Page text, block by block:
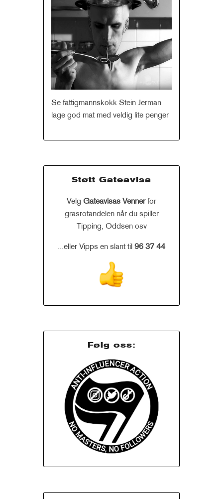
Se fattigmannskokk Stein Jerman
lage god mat med veldig lite penger
Støtt Gateavisa
Velg Gateavisas Vennerfor
grasrotandelen når du spiller
Tipping, Oddsen osv
...eller Vipps en slant til 96 37 44
Følg oss: